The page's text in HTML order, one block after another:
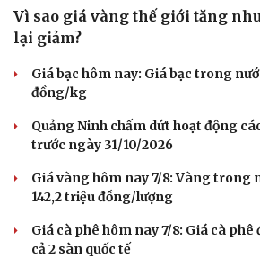
Vì sao giá vàng thế giới tăng
lại giảm?
Giá bạc hôm nay: Giá bạc trong
đồng/kg
Quảng Ninh chấm dứt hoạt động
trước ngày 31/10/2026
Giá vàng hôm nay 7/8: Vàng trong
142,2 triệu đồng/lượng
Giá cà phê hôm nay 7/8: Giá cà
cả 2 sàn quốc tế